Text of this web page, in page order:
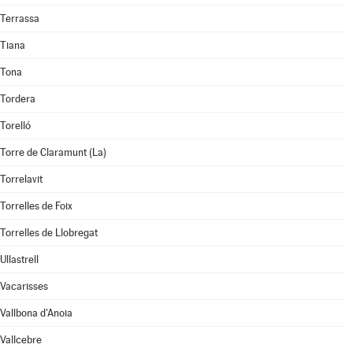
Terrassa
Tiana
Tona
Tordera
Torelló
Torre de Claramunt (La)
Torrelavit
Torrelles de Foix
Torrelles de Llobregat
Ullastrell
Vacarisses
Vallbona d'Anoia
Vallcebre